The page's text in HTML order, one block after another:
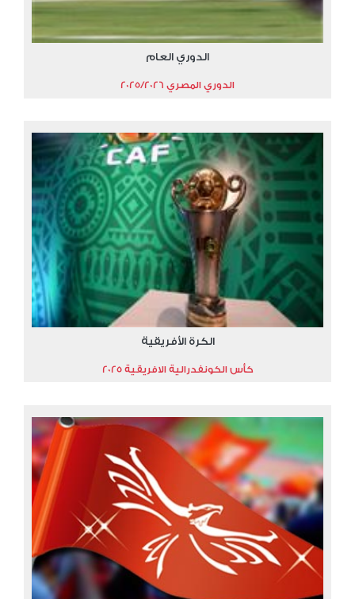
الدوري العام
الدوري المصري 2025/2026
الكرة الأفريقية
كأس الكونفدرالية الافريقية 2025